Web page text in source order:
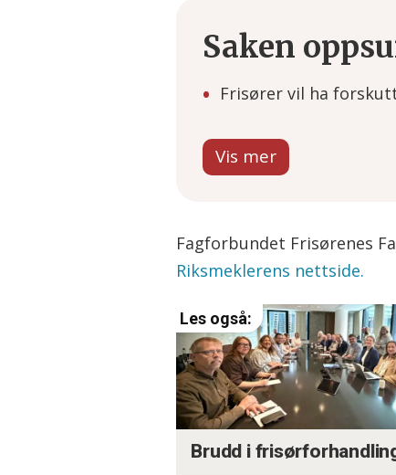
Saken
Frisører vil ha
Lønn og trygghet blir
Oppsummeringen er
Fagbladets redaksjon.
Fagforbundet Frisørenes
Riksmeklerens nettside.
Brudd i